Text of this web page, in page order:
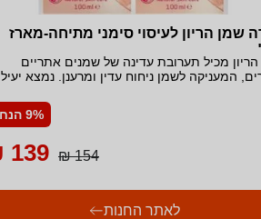
שמן הריון לעיסוי סימני מתיחה-מארז
מכיל תערובת עדינה של שמנים אתריים
טהורים, המעניקה לשמן ניחוח עדין ומרענן. נמצא יעיל
9% הנחה
154 ₪
139 ₪
לאתר החנות